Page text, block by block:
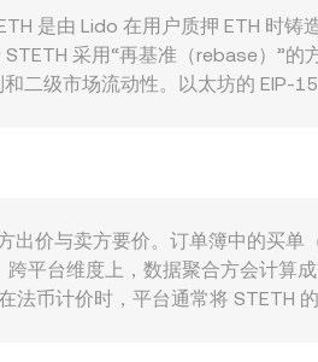
是由 Lido 在用户质押 ETH 时铸
采用“再基准（rebase）”的
二级市场流动性。以太坊的 EIP-
上市政策、以及 Lido DAO 的治理
衡、以及大资金在 Curve 的
出价与卖方要价。订单簿中的买单
平台维度上，数据聚合方会计算
法币计价时，平台通常将 STETH